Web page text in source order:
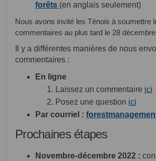
forêts (Liens externes)
(en anglais seulement)
Nous avons invité les Ténois à soumettre
commentaires au plus tard le 28
Il y a différentes manières de nous
commentaires :
En ligne
Laissez un commentaire ici
Posez une question ici
Par courriel :
Prochaines étapes
Novembre-décembre 2022 :